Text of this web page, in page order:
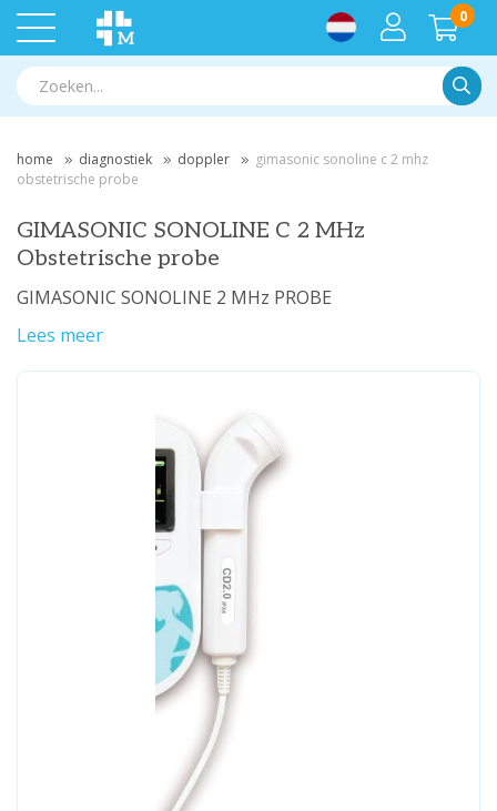
0
home diagnostiek doppler
gimasonic sonoline c 2 mhz
obstetrische probe
GIMASONIC SONOLINE C 2 MHz
Obstetrische probe
GIMASONIC SONOLINE 2 MHz PROBE
Lees meer